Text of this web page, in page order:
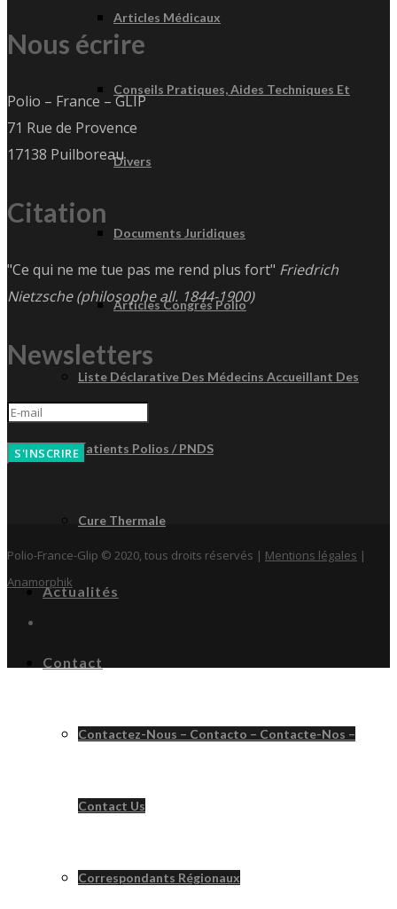
Articles Médicaux
Conseils Pratiques, Aides Techniques Et
Divers
Documents Juridiques
Articles Congrès Polio
Liste Déclarative Des Médecins Accueillant Des
Patients Polios / PNDS
Cure Thermale
Actualités
Contact
Contactez-Nous – Contacto – Contacte-Nos –
Contact Us
Correspondants Régionaux
Nous écrire
Polio – France – GLIP
71 Rue de Provence
17138 Puilboreau
Citation
"Ce qui ne me tue pas me rend plus fort" Friedrich
Nietzsche (philosophe all. 1844-1900)
Newsletters
S'INSCRIRE
Polio-France-Glip © 2020, tous droits réservés | Mentions légales |
Anamorphik